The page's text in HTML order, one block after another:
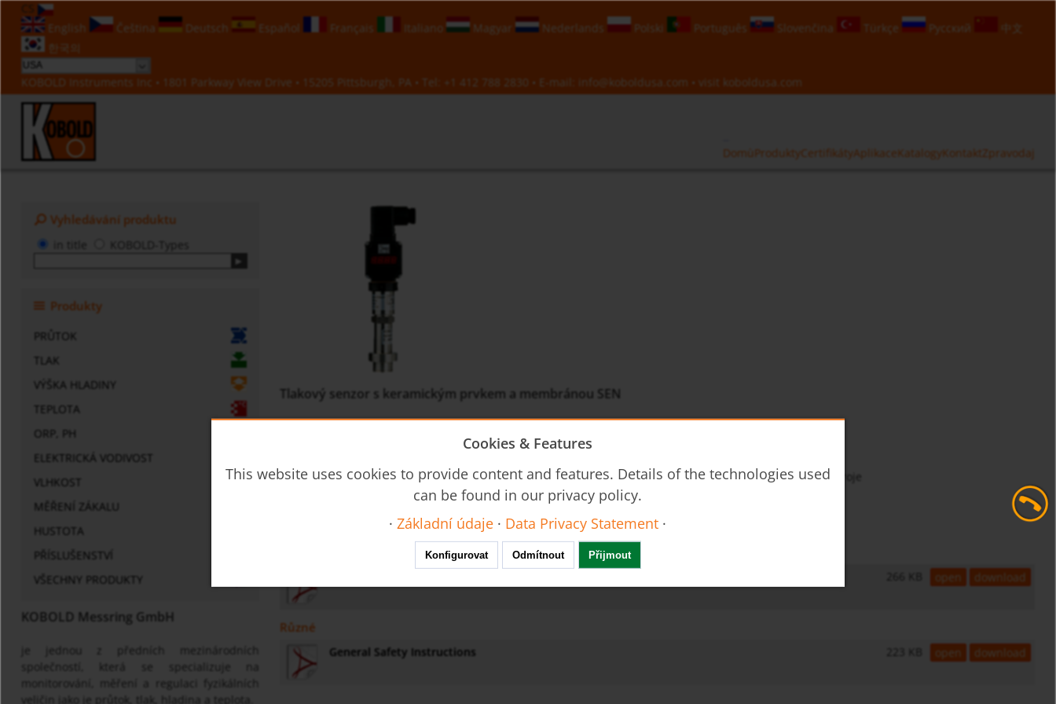
English
Čeština Deutsch Español Français Italiano Magyar Nederlands Polski Português Slovenčina Türkçe Русский
中文
한국의
KOBOLD Instruments Inc • 1801 Parkway View Drive • 15205 Pittsburgh, PA • Tel: +1 412 788 2830 • E-mail: info@koboldusa.com • visit koboldusa.com
DomùProduktyCertifikátyAplikaceKatalogyKontaktZpravodaj
Vyhledávání produktu
KOBOLD-Types
Produkty
PRŮTOK
TLAK
VÝŠKA HLADINY
TEPLOTA
ORP, PH
ELEKTRICKÁ VODIVOST
VLHKOST
MĚŘENÍ ZÁKALU
HUSTOTA
PŘÍSLUŠENSTVÍ
VŠECHNY PRODUKTY
KOBOLD Messring GmbH
společností, která se specializuje na
monitorování, měření a regulaci fyzikálních
veličin jako je průtok, tlak, hladina a teplota.
Tlakový senzor s keramickým prvkem a membránou SEN
: -1 až 0 ... 0 až 600 bar
Převlečná matice (norma IDF-, APV-RJT-, nebo SMS), trubková membrána, membrána pro homogenizační stroje
: 0,5 nebo 1,0
266 KB open download
Různé
General Safety Instructions 223 KB open download
Cookies & Features
This website uses cookies to provide content and features. Details of the technologies used
can be found in our privacy policy.
·Základní údaje · Data Privacy Statement ·
Konfigurovat Odmítnout Přijmout